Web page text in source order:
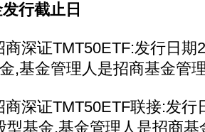
行截止日
证TMT50ETF:发行日期
,基金管理人是招商基金管
证TMT50ETF联接:发行
型基金,基金管理人是招商